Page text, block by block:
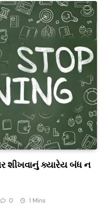
શીખવાનું ક્યારેય બંધ ન
0 1 Mins